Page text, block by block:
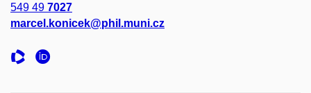
549 49 7027
marcel.konicek@phil.muni.cz